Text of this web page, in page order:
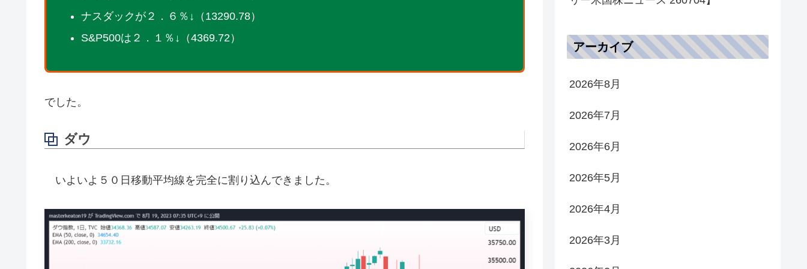
ナスダックが２．６％↓（13290.78）
S&P500は２．１％↓（4369.72）
でした。
ダウ
いよいよ５０日移動平均線を完全に割り込んできました。
アーカイブ
2026年8月
2026年7月
2026年6月
2026年5月
2026年4月
2026年3月